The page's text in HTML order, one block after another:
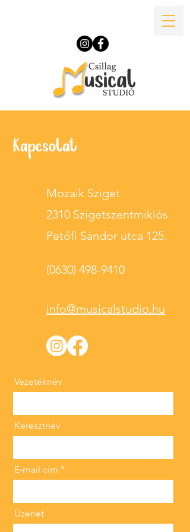
Kapcsolat
Mozaik Sziget
2310 Szigetszentmiklós
Petőfi Sándor utca 125.
(0630) 498-9410
info@musicalstudio.hu
Vezetéknév
Keresztnév
E-mail cím
Üzenet